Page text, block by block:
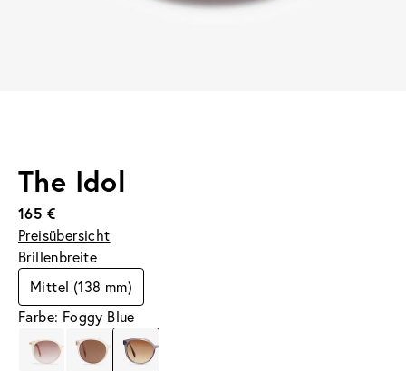
The Idol
165 €
Preisübersicht
Brillenbreite
Mittel (138 mm)
Farbe: Foggy Blue